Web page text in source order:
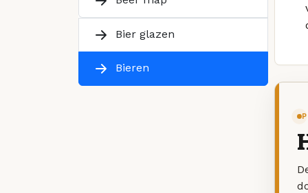
Bier glazen
Bieren